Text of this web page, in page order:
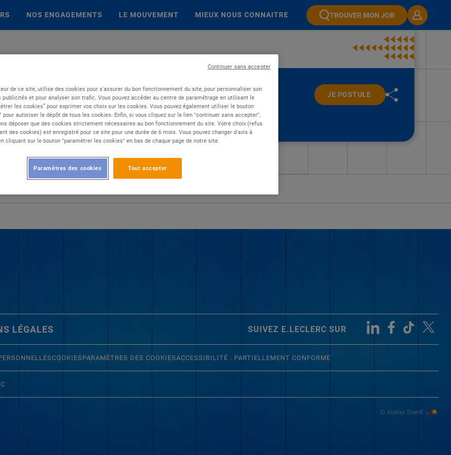
NOS ENGAGEMENTS LE MOUVEMENT MIEUX NOUS CONNAITRE TROUVER MON JOB
JE POSTULE
LÉGALES SUIVEZ E.LECLERC SUR
COOKIES PARAMÈTRES DES COOKIESACCESSIBILITÉ : PARTIELLEMENT CONFORME
de ce site, utilise des cookies pour s'assurer du bon fonctionnement du site, pour personnaliser son
publicités et pour analyser son trafic. Vous pouvez accéder au centre de paramétrage en utilisant le
les cookies” pour exprimer vos choix sur les cookies. Vous pouvez également utiliser le bouton
pour autoriser le dépôt de tous les cookies. Enfin, si vous cliquez sur le lien "continuer sans accepter",
déposer que des cookies strictement nécessaires au bon fonctionnement du site. Votre choix (refus
des cookies) est enregistré pour ce site pour une durée de 6 mois. Vous pouvez changer d'avis à
cliquant sur le bouton "paramétrer les cookies" en bas de chaque page de notre site.
Tout accepter
Paramètres des cookies
Continuer sans accepter